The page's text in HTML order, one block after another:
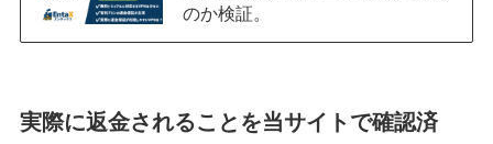
のか検証。
実際に返金されることを当サイトで確認済